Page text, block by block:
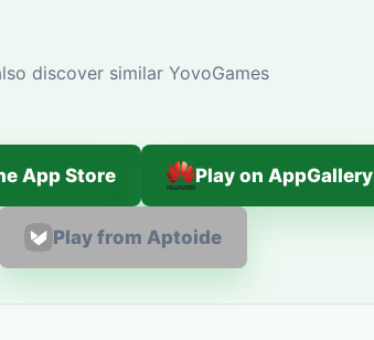
discover similar YovoGames
App Store Play on AppGallery
Play from Aptoide